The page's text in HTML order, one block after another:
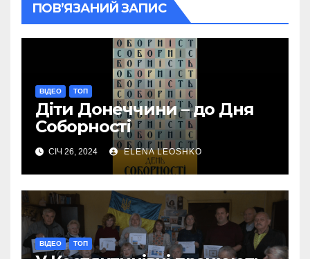
ПОВ’ЯЗАНИЙ ЗАПИС
ВІДЕО ТОП
Діти Донеччини – до Дня
Соборності
СІЧ 26, 2024 ELENA LEOSHKO
ВІДЕО ТОП